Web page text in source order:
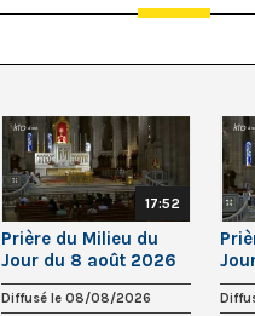
17:52
Prière du Milieu du
Jour du 8 août 2026
au Sacré-Coeur de
Montmartre
Diffusé le 08/08/2026
au